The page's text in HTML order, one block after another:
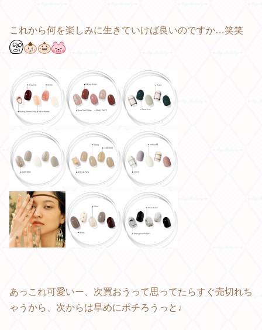
これから何を楽しみに生きていけば良いのですか…笑笑
あっこれ可愛いー、次買おうって思ってたらすぐ売切れち
ゃうから、次からは早めにポチろうっと♩